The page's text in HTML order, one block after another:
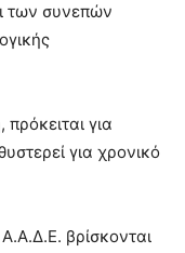
των συνεπών
για
για χρονικό
βρίσκονται